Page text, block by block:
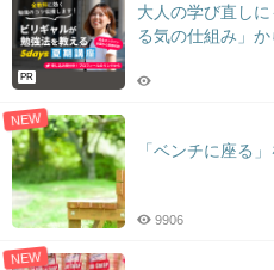
PR
大人の学び直し
る気の仕組み」
NEW
「ベンチに座る
9906
NEW